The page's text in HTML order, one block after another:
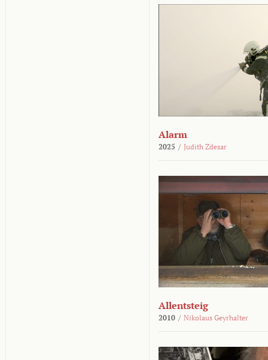
Alarm
2025 / Judith Zdesar
Allentsteig
2010 / Nikolaus Geyrhalter